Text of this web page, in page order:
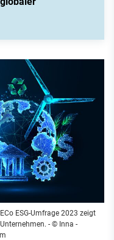
ESG-Umfrage 2023 zeigt
- © Inna -